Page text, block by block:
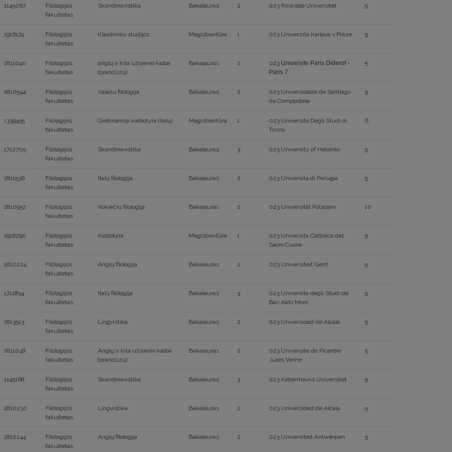
1145067
Filologijos
fakultetas
Skandinavistika Bakalauras 2 023 Roskilde Universitet 5
1916174
Filologijos
fakultetas
Klasikinės studijos Magistrantūra 1 023 Univerzita Karlova v Praze 5
1811040
Filologijos
fakultetas
anglų ir kita užsienio kalba
(prancūzų)
Bakalauras 2 023 Universite Paris Diderot -
Paris 7
5
1810544
Filologijos
fakultetas
ispanų filologija Bakalauras 2
023 Universidade de Santiago
de Compostela
5
1339455
Filologijos
fakultetas
Gretinamoji kalbotyra (italų) Magistrantūra 1
023 Universita Degli Studi di
Torino
6
1712705
Filologijos
fakultetas
Skandinavistika Bakalauras 3 023 University of Helsinki 5
1811536
Filologijos
fakultetas
Italų filologija Bakalauras 2 023 Universita di Perugia 5
1810952
Filologijos
fakultetas
Vokiečių filologija Bakalauras 2 023 Universität Potsdam 10
1916290
Filologijos
fakultetas
Kalbotyra Magistrantūra 1
023 Universita Cattolica del
Sacro Cuore
5
1812224
Filologijos
fakultetas
Anglų filologija Bakalauras 2 023 Universiteit Gent 5
1711854
Filologijos
fakultetas
Italų filologija Bakalauras 3
023 Universita degli Studi de
Bari Aldo Moro
5
1813513
Filologijos
fakultetas
Lingvistika Bakalauras 2 023 Universidad de Alcala 5
1811048
Filologijos
fakultetas
Anglų ir kita užsienio kalba
(prancūzų)
Bakalauras 2
023 Universite de Picardie
Jules Verne
5
1145168
Filologijos
fakultetas
Skandinavistika Bakalauras 3 023 Københavns Universitet 5
1810230
Filologijos
fakultetas
Lingvistika Bakalauras 2 023 Universidad de Alcala 5
1812244
Filologijos
fakultetas
Anglų filologija Bakalauras 2 023 Universiteit Antwerpen 5